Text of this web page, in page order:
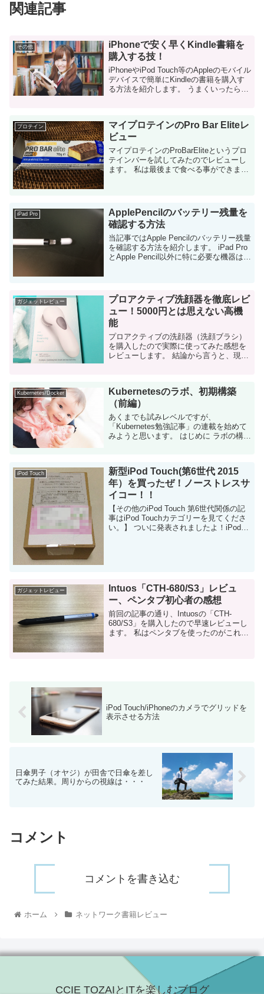
関連記事
その他
iPhoneで安く早くKindle書籍を
購入する技！
iPhoneやiPod Touch等のAppleのモバイル
デバイスで簡単にKindleの書籍を購入す
る方法を紹介します。 うまくいったら、
ばして設定方法ま...
プロテイン
マイプロテインのPro Bar Eliteレ
ビュー
マイプロテインのProBarEliteというプロ
テインバーを試してみたのでレビューし
ます。 私は最後まで食べる事ができませ
iPad Pro
ApplePencilのバッテリー残量を
確認する方法
当記事ではApple Pencilのバッテリー残量
を確認する方法を紹介します。 iPad Pro
とApple Pencil以外に特に必要な機器はあ
ガジェットレビュー
プロアクティブ洗顔器を徹底レビ
ュー！5000円とは思えない高機
能
プロアクティブの洗顔器（洗顔ブラシ）
を購入したので実際に使ってみた感想を
レビューします。 結論から言うと、現在
れた時の代替品がないので逆に不安にな
るレベ...
Kubernetes/Docker
Kubernetesのラボ、初期構築
（前編）
あくまでも試みレベルですが、
「Kubernetes勉強記事」の連載を始めて
みようと思います。 はじめに ラボの構築
順が私の独自アイデアで完成できた訳で
はあり...
iPod Touch
新型iPod Touch(第6世代 2015
年）を買ったぜ！ノーストレスサ
イコー！！
【その他のiPod Touch 第6世代関係の記
事はiPod Touchカテゴリーを見てくださ
い。】 ついに発表されましたよ！iPod
ガジェットレビュー
Intuos「CTH-680/S3」レビュ
ー、ペンタブ初心者の感想
前回の記事の通り、Intuosの「CTH-
680/S3」を購入したので早速レビューし
ます。 私はペンタブを使ったのがこれが
iPod Touch/iPhoneのカメラでグリッドを
表示させる方法
日傘男子（オヤジ）が田舎で日傘を差し
てみた結果。周りからの視線は・・・
コメント
コメントを書き込む
ホーム ネットワーク書籍レビュー
CCIE TOZAIとITを楽しむブログ